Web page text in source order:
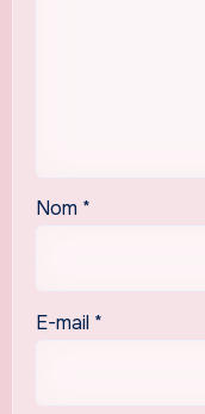
Nom *
E-mail *